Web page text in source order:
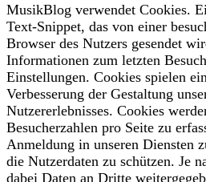
MusikBlog verwendet Cookies.
Text-Snippet, das von einer
Browser des Nutzers gesendet
Informationen zum letzten
Einstellungen. Cookies spielen
Verbesserung der Gestaltung
Nutzererlebnisses. Cookies
Besucherzahlen pro Seite zu
Anmeldung in unseren Diensten
die Nutzerdaten zu schützen. Je
dabei Daten an Dritte